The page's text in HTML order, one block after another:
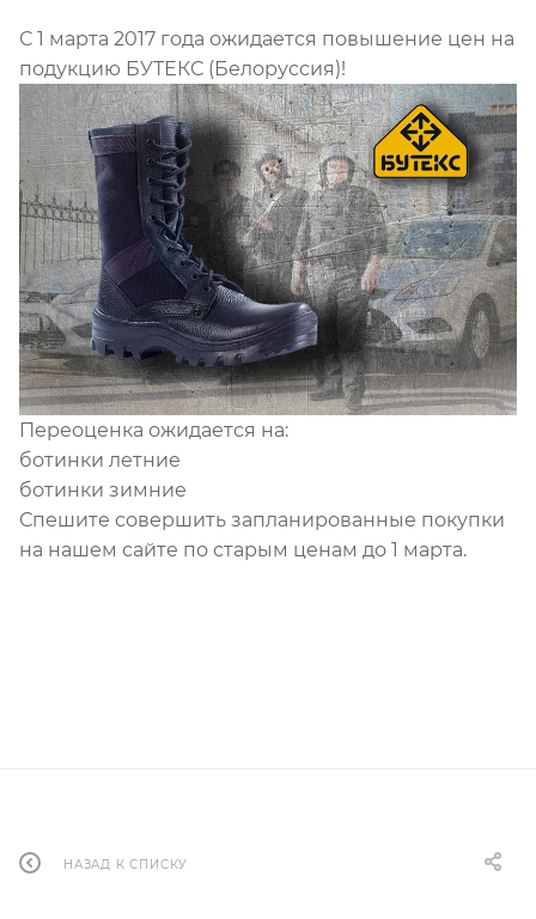
С 1 марта 2017 года ожидается повышение цен на
подукцию БУТЕКС (Белоруссия)!
Переоценка ожидается на:
ботинки летние
ботинки зимние
Спешите совершить запланированные покупки
на нашем сайте по старым ценам до 1 марта.
НАЗАД К СПИСКУ